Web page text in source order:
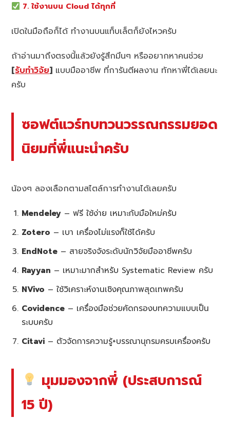
7. ใช้งานบน Cloud ได้ทุกที่
เปิดในมือถือก็ได้ ทำงานบนแท็บเล็ตก็ยังไหวครับ
ถ้าอ่านมาถึงตรงนี้แล้วยังรู้สึกมึนๆ หรืออยากหาคนช่วย
[รับทำวิจัย] แบบมืออาชีพ ที่การันตีผลงาน ทักหาพี่ได้เลยนะ
ครับ
ซอฟต์แวร์ทบทวนวรรณกรรมยอด
นิยมที่พี่แนะนำครับ
น้องๆ ลองเลือกตามสไตล์การทำงานได้เลยครับ
Mendeley – ฟรี ใช้ง่าย เหมาะกับมือใหม่ครับ
Zotero – เบา เครื่องไม่แรงก็ใช้ได้ครับ
EndNote – สายจริงจังระดับนักวิจัยมืออาชีพครับ
Rayyan – เหมาะมากสำหรับ Systematic Review ครับ
NVivo – ใช้วิเคราะห์งานเชิงคุณภาพสุดเทพครับ
Covidence – เครื่องมือช่วยคัดกรองบทความแบบเป็น
ระบบครับ
Citavi – ตัวจัดการความรู้+บรรณานุกรมครบเครื่องครับ
มุมมองจากพี่ (ประสบการณ์
15 ปี)